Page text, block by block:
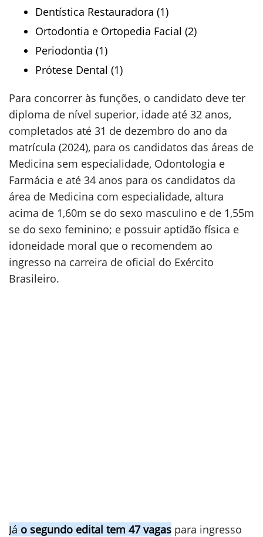
Dentística Restauradora (1)
Ortodontia e Ortopedia Facial (2)
Periodontia (1)
Prótese Dental (1)
Para concorrer às funções, o candidato deve ter
diploma de nível superior, idade até 32 anos,
completados até 31 de dezembro do ano da
matrícula (2024), para os candidatos das áreas de
Medicina sem especialidade, Odontologia e
Farmácia e até 34 anos para os candidatos da
área de Medicina com especialidade, altura
acima de 1,60m se do sexo masculino e de 1,55m
se do sexo feminino; e possuir aptidão física e
idoneidade moral que o recomendem ao
ingresso na carreira de oficial do Exército
Brasileiro.
Já o segundo edital tem 47 vagas para ingresso